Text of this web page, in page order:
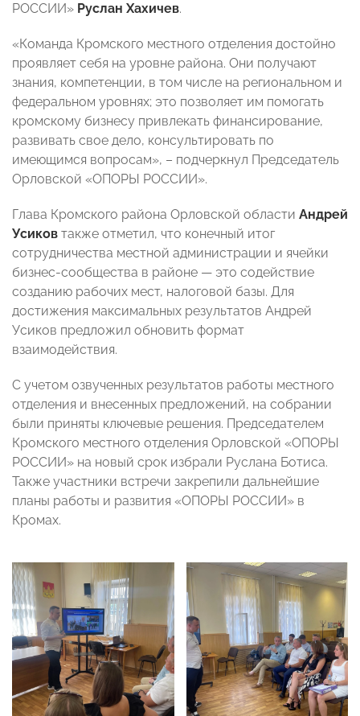
РОССИИ» Руслан Хахичев.
«Команда Кромского местного отделения достойно
проявляет себя на уровне района. Они получают
знания, компетенции, в том числе на региональном и
федеральном уровнях; это позволяет им помогать
кромскому бизнесу привлекать финансирование,
развивать свое дело, консультировать по
имеющимся вопросам», – подчеркнул Председатель
Орловской «ОПОРЫ РОССИИ».
Глава Кромского района Орловской области Андрей
Усиков также отметил, что конечный итог
сотрудничества местной администрации и ячейки
бизнес-сообщества в районе — это содействие
созданию рабочих мест, налоговой базы. Для
достижения максимальных результатов Андрей
Усиков предложил обновить формат
взаимодействия.
С учетом озвученных результатов работы местного
отделения и внесенных предложений, на собрании
были приняты ключевые решения. Председателем
Кромского местного отделения Орловской «ОПОРЫ
РОССИИ» на новый срок избрали Руслана Ботиса.
Также участники встречи закрепили дальнейшие
планы работы и развития «ОПОРЫ РОССИИ» в
Кромах.